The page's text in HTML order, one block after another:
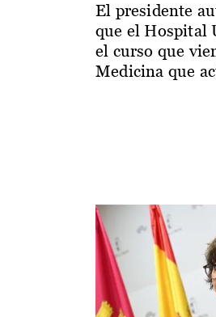
El presidente
que el Hospital
el curso que
Medicina que